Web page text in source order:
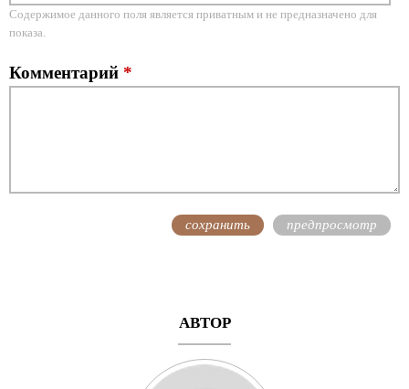
Содержимое данного поля является приватным и не предназначено для
показа.
Комментарий *
АВТОР